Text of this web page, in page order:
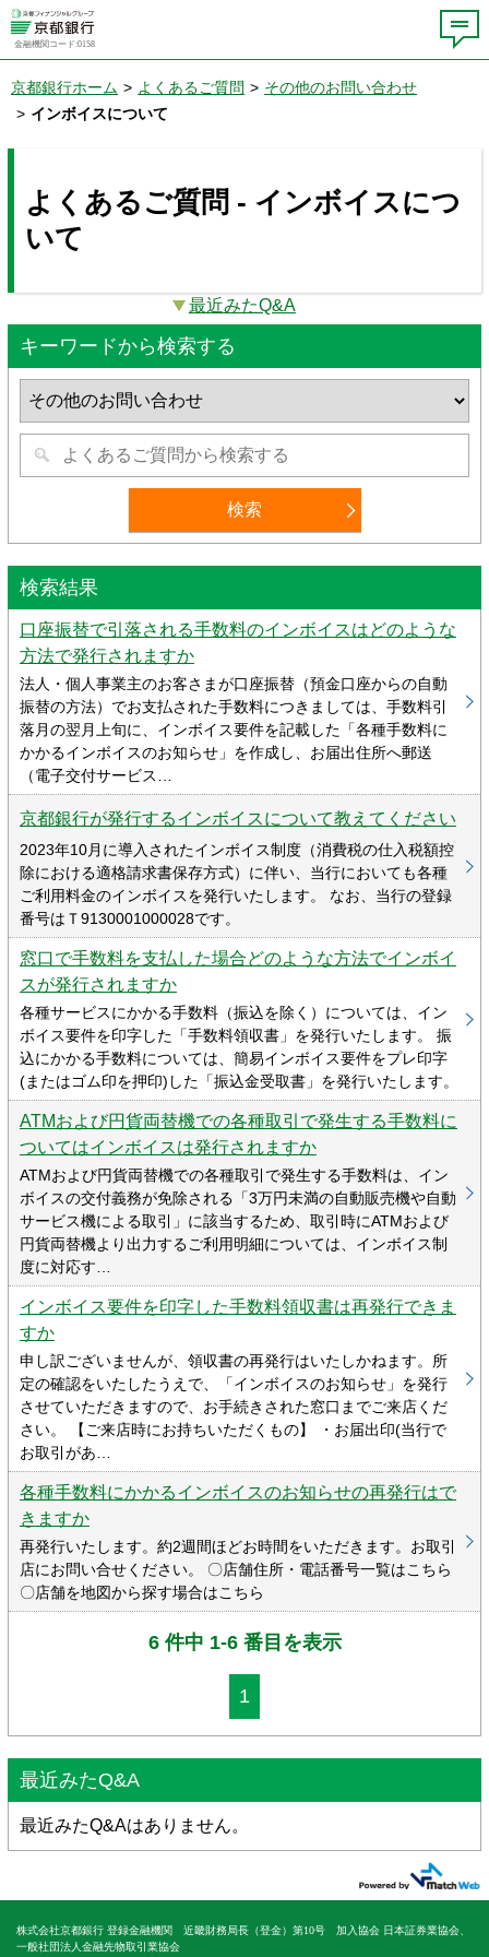
金融機関コード:0158
京都銀行ホーム > よくあるご質問 > その他のお問い合わせ
> インボイスについて
よくあるご質問 - インボイスにつ
いて
最近みたQ&A
キーワードから検索する
検索結果
口座振替で引落される手数料のインボイスはどのような
方法で発行されますか
法人・個人事業主のお客さまが口座振替（預金口座からの自動
振替の方法）でお支払された手数料につきましては、手数料引
落月の翌月上旬に、インボイス要件を記載した「各種手数料に
かかるインボイスのお知らせ」を作成し、お届出住所へ郵送
（電子交付サービス…
京都銀行が発行するインボイスについて教えてください
2023年10月に導入されたインボイス制度（消費税の仕入税額控
除における適格請求書保存方式）に伴い、当行においても各種
ご利用料金のインボイスを発行いたします。 なお、当行の登録
番号はＴ9130001000028です。
窓口で手数料を支払した場合どのような方法でインボイ
スが発行されますか
各種サービスにかかる手数料（振込を除く）については、イン
ボイス要件を印字した「手数料領収書」を発行いたします。 振
込にかかる手数料については、簡易インボイス要件をプレ印字
(またはゴム印を押印)した「振込金受取書」を発行いたします。
ATMおよび円貨両替機での各種取引で発生する手数料に
ついてはインボイスは発行されますか
ATMおよび円貨両替機での各種取引で発生する手数料は、イン
ボイスの交付義務が免除される「3万円未満の自動販売機や自動
サービス機による取引」に該当するため、取引時にATMおよび
円貨両替機より出力するご利用明細については、インボイス制
度に対応す…
インボイス要件を印字した手数料領収書は再発行できま
すか
申し訳ございませんが、領収書の再発行はいたしかねます。所
定の確認をいたしたうえで、「インボイスのお知らせ」を発行
させていただきますので、お手続きされた窓口までご来店くだ
さい。 【ご来店時にお持ちいただくもの】 ・お届出印(当行で
お取引があ…
各種手数料にかかるインボイスのお知らせの再発行はで
きますか
再発行いたします。約2週間ほどお時間をいただきます。お取引
店にお問い合せください。 〇店舗住所・電話番号一覧はこちら
〇店舗を地図から探す場合はこちら
6 件中 1-6 番目を表示
1
最近みたQ&A
最近みたQ&Aはありません。
株式会社京都銀行 登録金融機関 近畿財務局長（登金）第10号 加入協会 日本証券業協会、
一般社団法人金融先物取引業協会